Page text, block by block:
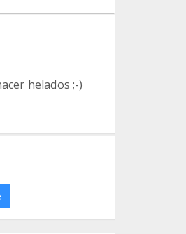
helados ;-)